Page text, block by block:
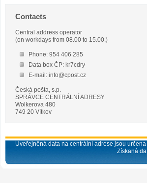
Contacts
Central address operator
(on workdays from 08.00 to 15.00.)
Phone: 954 406 285
Data box ČP: kr7cdry
E-mail: info@cpost.cz
Česká pošta, s.p.
SPRÁVCE CENTRÁLNÍ ADRESY
Wolkerova 480
749 20 Vítkov
Uveřejněná data na centrální adrese jsou
Získaná